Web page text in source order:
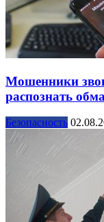
Мошенники
распознать
Безопасность